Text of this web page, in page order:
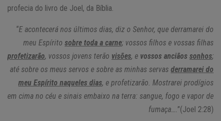
profecia do livro de Joel, da Bíblia.
“E acontecerá nos últimos dias, diz o Senhor, que derramarei do
meu Espírito sobre toda a carne; vossos filhos e vossas filhas
profetizarão, vossos jovens terão visões, e vossos anciãos sonhos;
até sobre os meus servos e sobre as minhas servas derramarei do
meu Espírito naqueles dias, e profetizarão. Mostrarei prodígios
em cima no céu e sinais embaixo na terra: sangue, fogo e vapor de
fumaça…. ”(Joel 2:28)